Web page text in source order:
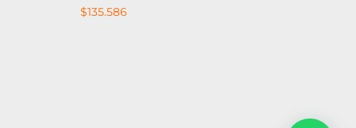
$135.586